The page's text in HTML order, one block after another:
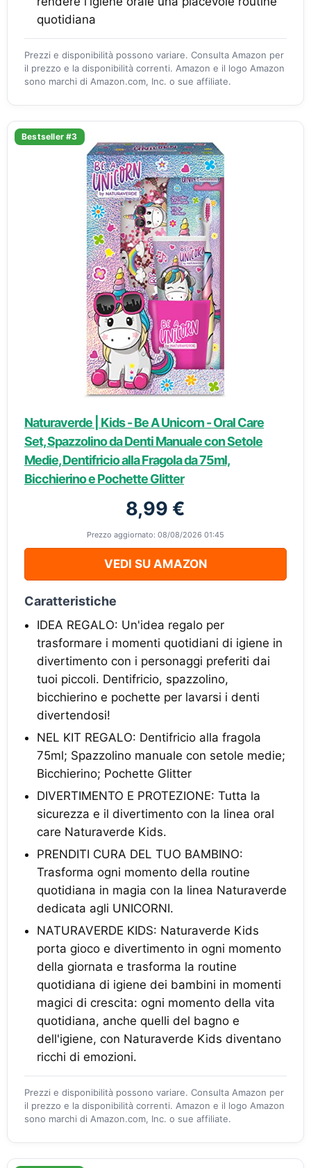
quotidiana
Prezzi e disponibilità possono variare. Consulta Amazon per
il prezzo e la disponibilità correnti. Amazon e il logo Amazon
sono marchi di Amazon.com, Inc. o sue affiliate.
Bestseller #3
Naturaverde | Kids - Be A Unicorn - Oral Care
Set, Spazzolino da Denti Manuale con Setole
Medie, Dentifricio alla Fragola da 75ml,
Bicchierino e Pochette Glitter
8,99 €
Prezzo aggiornato: 08/08/2026 01:45
VEDI SU AMAZON
Caratteristiche
IDEA REGALO: Un'idea regalo per
trasformare i momenti quotidiani di igiene in
divertimento con i personaggi preferiti dai
tuoi piccoli. Dentifricio, spazzolino,
bicchierino e pochette per lavarsi i denti
divertendosi!
NEL KIT REGALO: Dentifricio alla fragola
75ml; Spazzolino manuale con setole medie;
Bicchierino; Pochette Glitter
DIVERTIMENTO E PROTEZIONE: Tutta la
sicurezza e il divertimento con la linea oral
care Naturaverde Kids.
PRENDITI CURA DEL TUO BAMBINO:
Trasforma ogni momento della routine
quotidiana in magia con la linea Naturaverde
dedicata agli UNICORNI.
NATURAVERDE KIDS: Naturaverde Kids
porta gioco e divertimento in ogni momento
della giornata e trasforma la routine
quotidiana di igiene dei bambini in momenti
magici di crescita: ogni momento della vita
quotidiana, anche quelli del bagno e
dell'igiene, con Naturaverde Kids diventano
ricchi di emozioni.
Prezzi e disponibilità possono variare. Consulta Amazon per
il prezzo e la disponibilità correnti. Amazon e il logo Amazon
sono marchi di Amazon.com, Inc. o sue affiliate.